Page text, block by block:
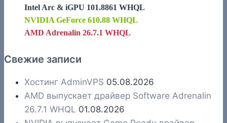
Intel Arc & iGPU 101.8861 WHQL
NVIDIA GeForce 610.88 WHQL
AMD Adrenalin 26.7.1 WHQL
Свежие записи
Хостинг AdminVPS 05.08.2026
AMD выпускает драйвер Software Adrenalin
26.7.1 WHQL 01.08.2026